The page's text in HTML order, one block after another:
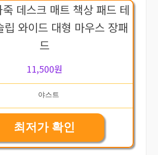
데스크 매트 책상 패드 테
립 와이드 대형 마우스 장패
드
11,500원
최저가 확인